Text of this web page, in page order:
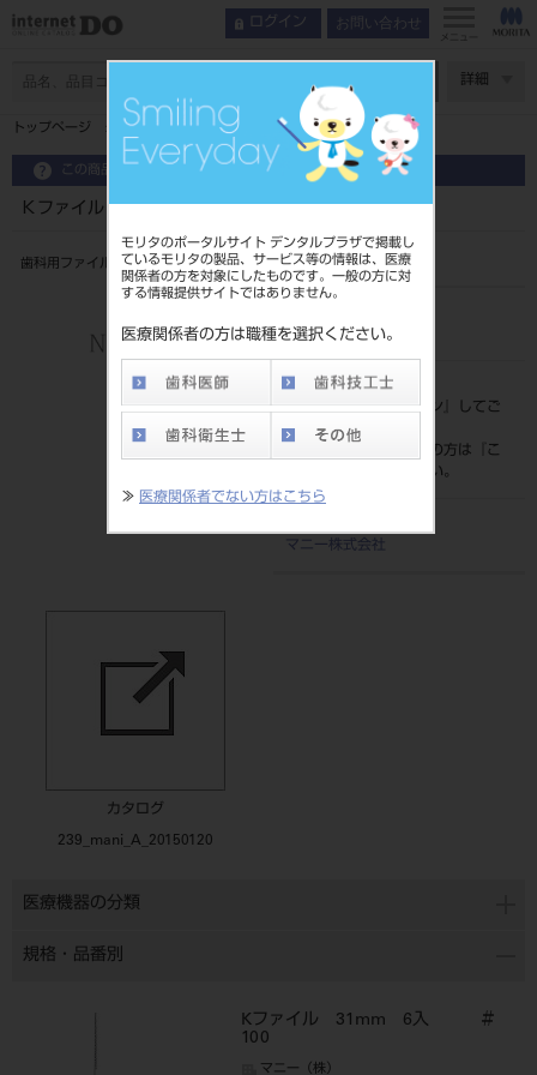
モリタのポータルサイト デンタルプラザで掲載し
ているモリタの製品、サービス等の情報は、医療
関係者の方を対象にしたものです。一般の方に対
する情報提供サイトではありません。
医療関係者の方は職種を選択ください。
≫ 医療関係者でない方はこちら
ログイン お問い合わせ
メニュー
詳細
トップページ Ｋファイル ３１㎜ ６入 ＃９０～１４０
この商品に関するお問い合わせ
Ｋファイル ３１㎜ ６入 ＃９０～１４０
歯科用ファイル
202390063
標準価格
ログイン
』してご
覧ください。
ネット会員登録がまだの方は『
こ
』より登録ください。
マニー株式会社
カタログ
239_mani_A_20150120
医療機器の分類
規格・品番別
Kファイル 31mm 6入 ＃
100
マニー（株）